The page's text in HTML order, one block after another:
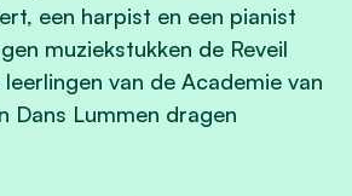
een harpist en een pianist
muziekstukken de Reveil
van de Academie van
Dans Lummen dragen